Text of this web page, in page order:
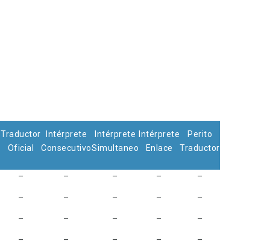
Traductor
Oficial
Intérprete
Consecutivo
Intérprete
Simultaneo
Intérprete
Enlace
Perito
Traductor
– – – – –
– – – – –
– – – – –
– – – – –